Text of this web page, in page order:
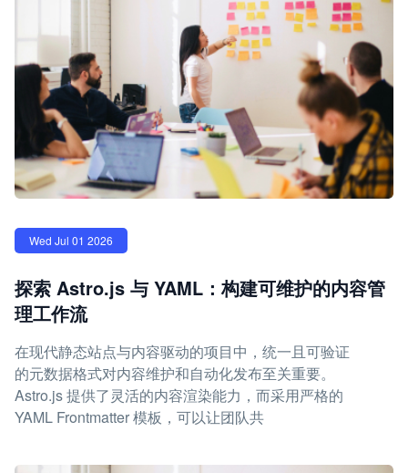
Wed Jul 01 2026
探索 Astro.js 与 YAML：构建可维护的内容管
理工作流
在现代静态站点与内容驱动的项目中，统一且可验证
的元数据格式对内容维护和自动化发布至关重要。
Astro.js 提供了灵活的内容渲染能力，而采用严格的
YAML Frontmatter 模板，可以让团队共